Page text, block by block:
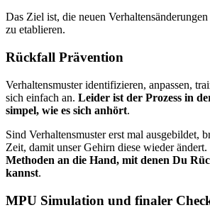
Das Ziel ist, die neuen
zu etablieren.
Rückfall Prävention
Verhaltensmuster identifizieren, anpassen,
sich einfach an. Leider ist der Prozess in
simpel, wie es sich anhört.
Sind Verhaltensmuster erst mal ausgebildet,
Zeit, damit unser Gehirn diese wieder ändert.
Methoden an die Hand, mit denen Du
kannst.
MPU Simulation und finaler